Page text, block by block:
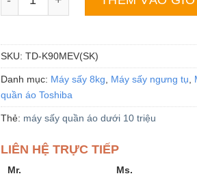
SKU: TD-K90MEV(SK)
Danh mục: Máy sấy 8kg Máy sấy ngưng tụ
quần áo Toshiba
Thẻ: máy sấy quần áo dưới 10 triệu
LIÊN HỆ TRỰC TIẾP
Mr.
Ms.